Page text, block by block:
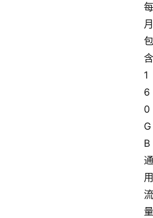
每
月
包
含
1
6
0
G
B
通
用
流
量